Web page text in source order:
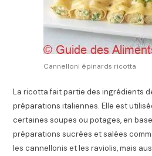
Cannelloni épinards ricotta
La ricotta fait partie des ingrédients
préparations italiennes. Elle est
certaines soupes ou potages, en
préparations sucrées et salées
les cannellonis et les raviolis, mais